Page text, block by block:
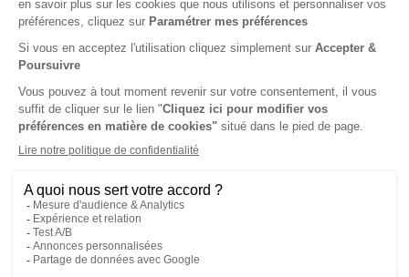
Abonnement 1 an
5 n° • Papier
25€50 Tarif Kiosque : 39€
Tarif France métropolitaine
Abonnement Durée libre
Papier
3€45 Tarif Kiosque :